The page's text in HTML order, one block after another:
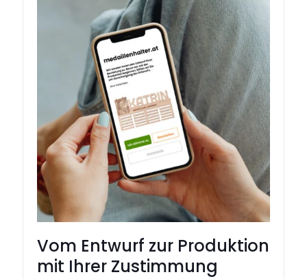
Vom Entwurf zur Produktion
mit Ihrer Zustimmung